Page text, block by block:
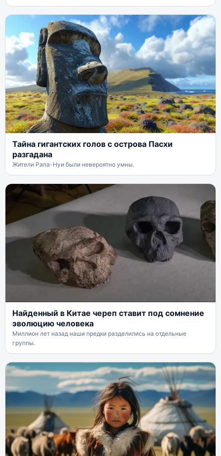
Тайна гигантских голов с острова Пасхи
разгадана
Жители Рапа-Нуи были невероятно умны.
Найденный в Китае череп ставит под сомнение
эволюцию человека
Миллион лет назад наши предки разделились на отдельные
группы.